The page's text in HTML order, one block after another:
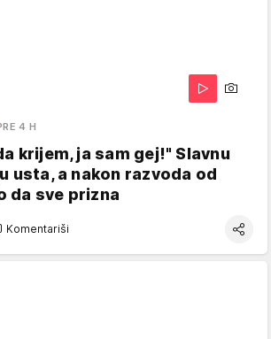
4 H
krijem, ja sam gej!" Slavnu
usta, a nakon razvoda od
da sve prizna
Komentariši